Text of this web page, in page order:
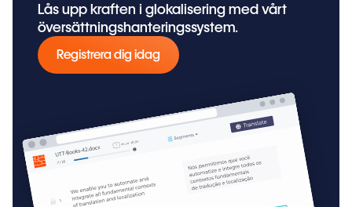
Lås upp kraften i glokalisering med vårt
översättningshanteringssystem.
Registrera dig idag